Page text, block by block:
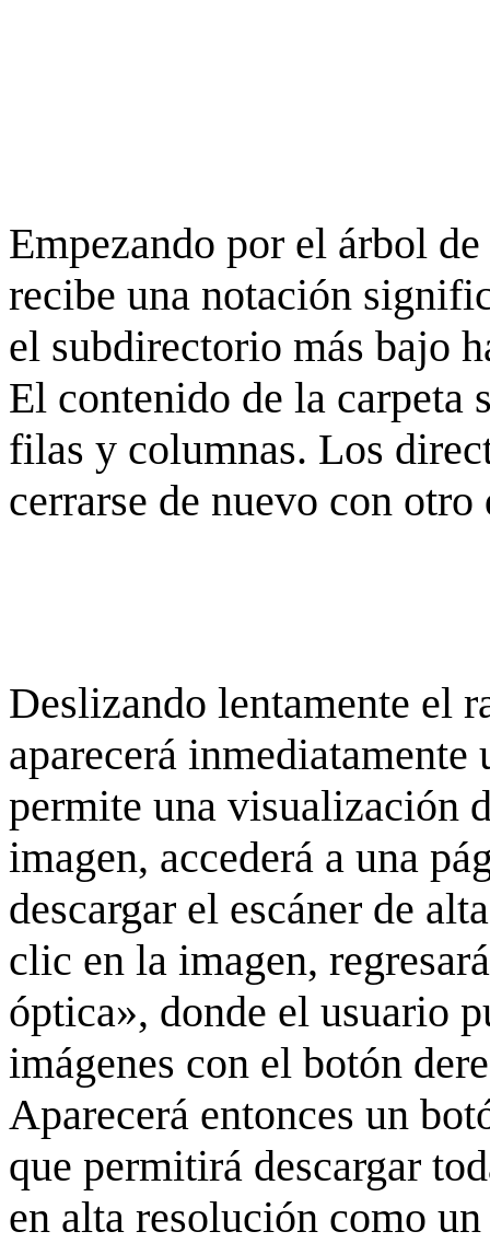
Empezando por el árbol
recibe una notación
el subdirectorio más bajo
El contenido de la carpeta
filas y columnas. Los
cerrarse de nuevo con
Deslizando lentamente el
aparecerá
permite una visualización
imagen, accederá a una
descargar el escáner de
clic en la imagen,
óptica», donde el usuario
imágenes con el botón
Aparecerá entonces un
que permitirá descargar
en alta resolución como